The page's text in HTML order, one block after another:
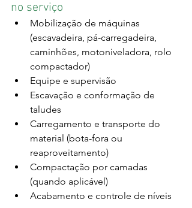
no serviço
Mobilização de máquinas
(escavadeira, pá-carregadeira,
caminhões, motoniveladora, rolo
compactador)
Equipe e supervisão
Escavação e conformação de
taludes
Carregamento e transporte do
material (bota-fora ou
reaproveitamento)
Compactação por camadas
(quando aplicável)
Acabamento e controle de níveis